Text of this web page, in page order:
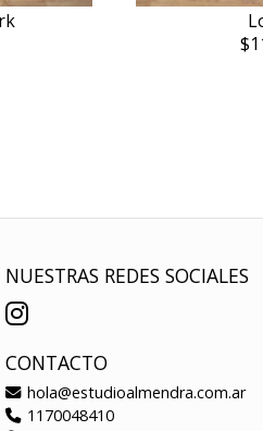
NUESTRAS REDES SOCIALES
CONTACTO
hola@estudioalmendra.com.ar
1170048410